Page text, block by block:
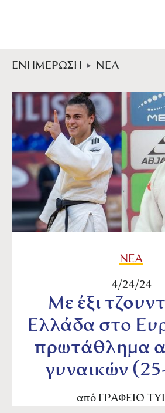
ΕΝΗΜΕΡΩΣΗ ΝΕΑ
ΝΕΑ
4/24/24
Mε έξι
Ελλάδα στο
πρωτάθλημα
γυναικών
από ΓΡΑΦΕΙΟ